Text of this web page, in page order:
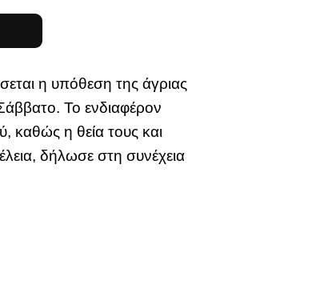
η υπόθεση της άγριας
Το ενδιαφέρον
καθώς η θεία τους και
δήλωσε στη συνέχεια